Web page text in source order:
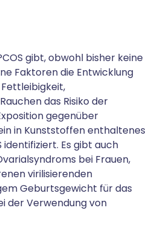
gibt, obwohl bisher keine
Faktoren die Entwicklung
Fettleibigkeit,
das Risiko der
gegenüber
in Kunststoffen enthaltenes
Es gibt auch
bei Frauen,
virilisierenden
Geburtsgewicht für das
der Verwendung von